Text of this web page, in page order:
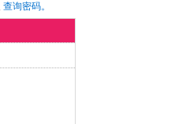
查询密码。